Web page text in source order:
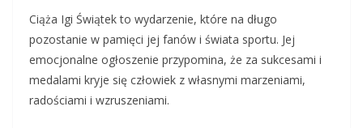
Ciąża Igi Świątek to wydarzenie, które na długo
pozostanie w pamięci jej fanów i świata sportu. Jej
emocjonalne ogłoszenie przypomina, że za sukcesami i
medalami kryje się człowiek z własnymi marzeniami,
radościami i wzruszeniami.